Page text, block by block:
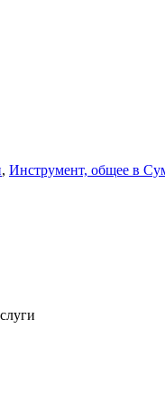
, Инструмент, общее в